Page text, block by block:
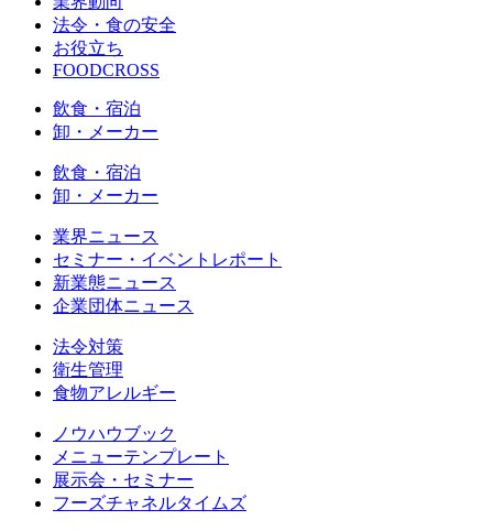
法令・食の安全
お役立ち
FOODCROSS
飲食・宿泊
卸・メーカー
飲食・宿泊
卸・メーカー
業界ニュース
セミナー・イベントレポート
新業態ニュース
企業団体ニュース
法令対策
衛生管理
食物アレルギー
ノウハウブック
メニューテンプレート
展示会・セミナー
フーズチャネルタイムズ